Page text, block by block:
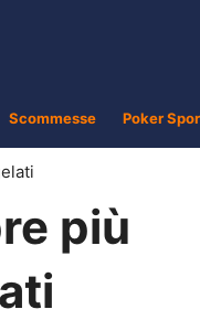
Scommesse Poker
più